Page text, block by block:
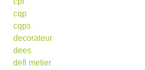
cqp
cqps
decorateur
dees
defi metier